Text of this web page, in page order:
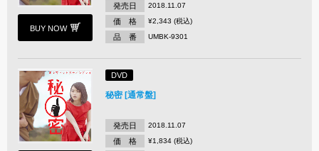
BUY NOW
発売日 2018.11.07
価 格 ¥2,343 (税込)
品 番 UMBK-9301
DVD
秘密 [通常盤]
発売日 2018.11.07
価 格 ¥1,834 (税込)